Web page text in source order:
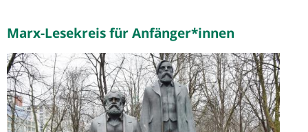
Marx-Lesekreis für Anfänger*innen